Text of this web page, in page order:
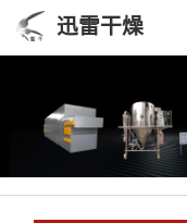
迅雷干燥